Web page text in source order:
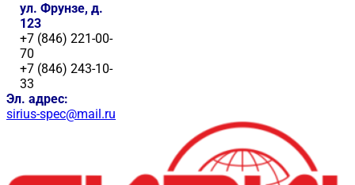
ул. Фрунзе, д.
123
+7 (846) 221-00-
70
+7 (846) 243-10-
33
Эл. адрес:
sirius-spec@mail.ru